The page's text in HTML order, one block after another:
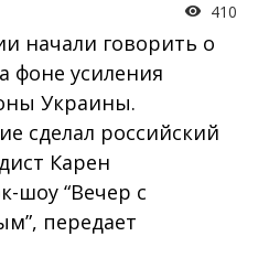
410
начали говорить о
фоне усиления
Украины.
сделал российский
Карен
шоу “Вечер с
передает